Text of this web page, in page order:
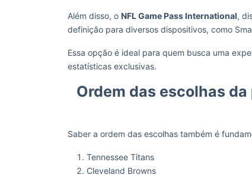
Além disso, o NFL Game Pass International,
definição para diversos dispositivos, como
Essa opção é ideal para quem busca uma
estatísticas exclusivas.
Ordem das escolhas
Saber a ordem das escolhas também é
Tennessee Titans
Cleveland Browns